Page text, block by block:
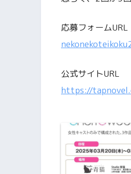
応募フォームURL
公式サイトURL
https://